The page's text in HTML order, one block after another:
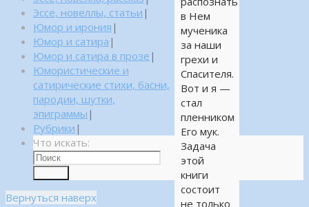
в Нем
мученика
за наши
грехи и
Спасителя.
Вот и я —
стал
пленником
Его мук.
Задача
этой
книги
состоит
не только
Эссе, новеллы, статьи |
Юмор и ирония |
Юмор и сатира |
Юмор и сатира в прозе |
Юмористические и
сатирические стихи, басни,
пародии, шутки,
эпиграммы |
Рубрики |
Что искать:
Вернуться наверх